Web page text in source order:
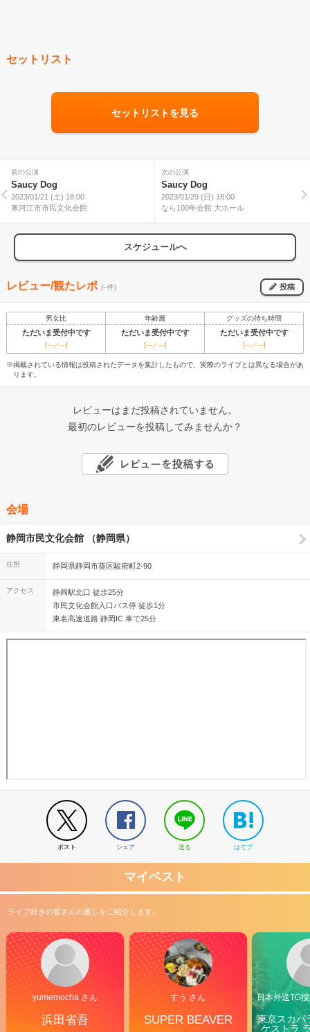
セットリスト
セットリストを見る
前の公演
Saucy Dog
2023/01/21 (土) 18:00
寒河江市市民文化会館
次の公演
Saucy Dog
2023/01/29 (日) 18:00
なら100年会館 大ホール
スケジュールへ
レビュー/観たレポ (--件) 投稿
男女比 年齢層 グッズの待ち時間
ただいま受付中です ただいま受付中です ただいま受付中です
[---／---] [---／---] [---／---]
※掲載されている情報は投稿されたデータを集計したもので、実際のライブとは異なる場合があ
ります。
レビューはまだ投稿されていません。
最初のレビューを投稿してみませんか？
会場
静岡市民文化会館 （静岡県）
住所 静岡県静岡市葵区駿府町2-90
アクセス
静岡駅北口 徒歩25分
市民文化会館入口バス停 徒歩1分
東名高速道路 静岡IC 車で25分
ポスト シェア 送る はてブ
マイベスト
ライブ好きの皆さんの推しをご紹介します。
yumemocha さん
浜田省吾
すう さん
SUPER BEAVER
日本外送TG
東京スカパ
ケストラ